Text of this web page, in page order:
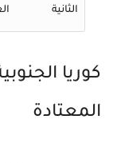
الثانية
كوريا
المعتادة